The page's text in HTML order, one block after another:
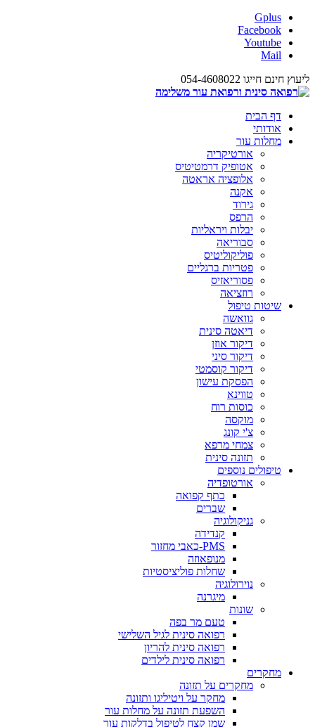
Gplus
Facebook
Youtube
Mail
ליעוץ חינם חייגו 054-4608022
דף הבית
אודותי
מחלות עור
אורטיקריה
אטופיק דרמטיטיס
אלופציה אראטה
אקנה
גירוד
הרפס
יבלות ויראליות
סבוריאה
פוליקוליטיס
פטריות ברגליים
פסוריאזיס
רוזציאה
שיטות טיפול
גוואשה
דיאטה סינית
דיקור אוזן
דיקור סיני
דיקור קוסמטי
הפסקת עישון
טווינא
כוסות רוח
מוקסה
צ'י קונג
צמחי מרפא
תזונה סינית
טיפולים נוספים
אורטופדיה
כתף קפואה
שברים
גניקולוגיה
קנדידה
PMS-כאבי מחזור
מנופאוזה
שחלות פוליציסטיות
נוירולוגיה
מיגרנה
שונות
טעם מר בפה
רפואה סינית לגיל השלישי
רפואה סינית להריון
רפואה סינית לילדים
מחקרים
מחקרים על תזונה
מחקר על ויטיליגו ותזונה
השפעת תזונה על מחלות עור
שמן קצח לטיפול בדלקות עור